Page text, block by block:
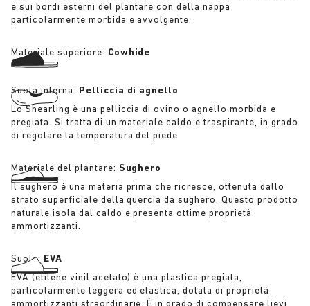
e sui bordi esterni del plantare con della nappa
particolarmente morbida e avvolgente.
Materiale superiore: Cowhide
Suola interna: Pelliccia di agnello
Lo Shearling è una pelliccia di ovino o agnello morbida e
pregiata. Si tratta di un materiale caldo e traspirante, in grado
di regolare la temperatura del piede
Materiale del plantare: Sughero
Il sughero è una materia prima che ricresce, ottenuta dallo
strato superficiale della quercia da sughero. Questo prodotto
naturale isola dal caldo e presenta ottime proprietà
ammortizzanti.
Suola: EVA
EVA (etilene vinil acetato) è una plastica pregiata,
particolarmente leggera ed elastica, dotata di proprietà